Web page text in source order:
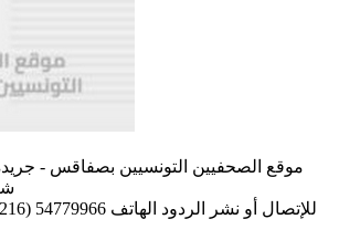
موقع الصحفيين التونسيين بصفاقس -